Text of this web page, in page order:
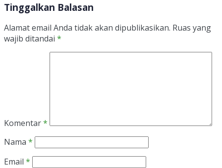
Tinggalkan Balasan
Alamat email Anda tidak akan dipublikasikan. Ruas yang
wajib ditandai *
Komentar*
Nama *
Email *